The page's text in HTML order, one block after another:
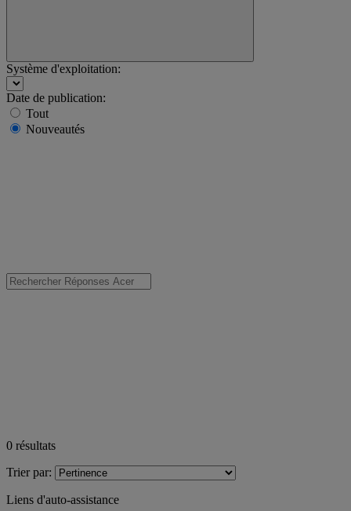
Système d'exploitation:
Date de publication:
Tout
Nouveautés
0 résultats
Trier par:
Liens d'auto-assistance